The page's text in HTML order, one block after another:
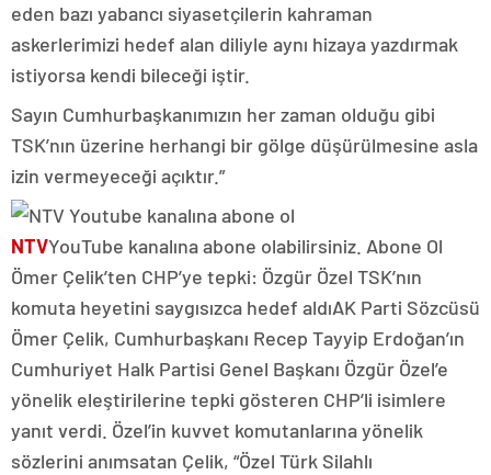
eden bazı yabancı siyasetçilerin kahraman
askerlerimizi hedef alan diliyle aynı hizaya yazdırmak
istiyorsa kendi bileceği iştir.
Sayın Cumhurbaşkanımızın her zaman olduğu gibi
TSK’nın üzerine herhangi bir gölge düşürülmesine asla
izin vermeyeceği açıktır.”
NTVYouTube kanalına abone olabilirsiniz. Abone Ol
Ömer Çelik’ten CHP’ye tepki: Özgür Özel TSK’nın
komuta heyetini saygısızca hedef aldıAK Parti Sözcüsü
Ömer Çelik, Cumhurbaşkanı Recep Tayyip Erdoğan’ın
Cumhuriyet Halk Partisi Genel Başkanı Özgür Özel’e
yönelik eleştirilerine tepki gösteren CHP’li isimlere
yanıt verdi. Özel’in kuvvet komutanlarına yönelik
sözlerini anımsatan Çelik, “Özel Türk Silahlı